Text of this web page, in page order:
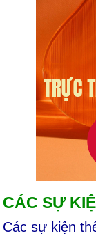
CÁC SỰ
Các sự kiện